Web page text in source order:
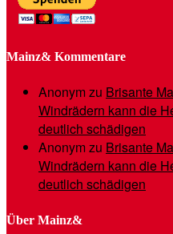
Mainz& Kommentare
Anonymzu Brisante
Windrädern kann die
deutlich schädigen
Anonymzu Brisante
Windrädern kann die
deutlich schädigen
Über Mainz&